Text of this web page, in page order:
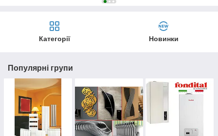
Категорії Новинки
Популярні групи